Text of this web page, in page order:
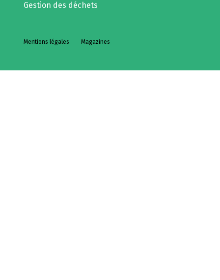
Gestion des déchets
Mentions légales Magazines